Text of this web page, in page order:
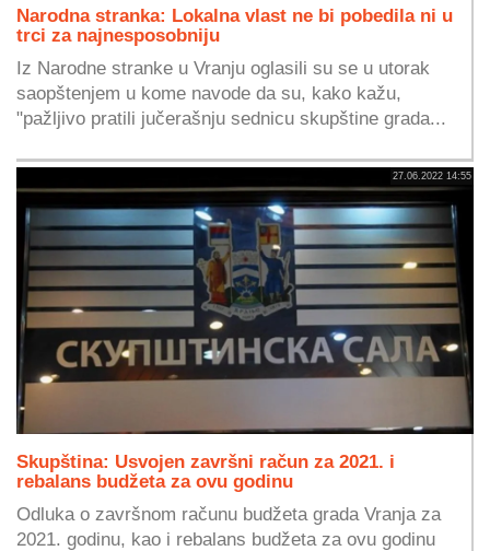
Narodna stranka: Lokalna vlast ne bi pobedila ni u
trci za najnesposobniju
Iz Narodne stranke u Vranju oglasili su se u utorak
saopštenjem u kome navode da su, kako kažu,
"pažljivo pratili jučerašnju sednicu skupštine grada...
27.06.2022 14:55
Skupština: Usvojen završni račun za 2021. i
rebalans budžeta za ovu godinu
Odluka o završnom računu budžeta grada Vranja za
2021. godinu, kao i rebalans budžeta za ovu godinu